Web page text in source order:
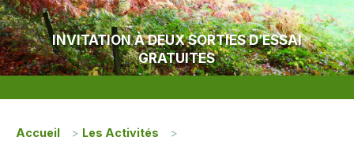
INVITATION À DEUX SORTIES D’ESSAI
GRATUITES
Accueil > Les Activités >